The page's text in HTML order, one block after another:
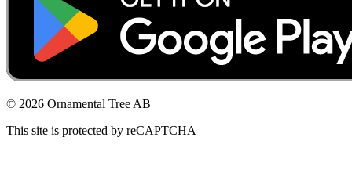
© 2026 Ornamental Tree AB
This site is protected by reCAPTCHA